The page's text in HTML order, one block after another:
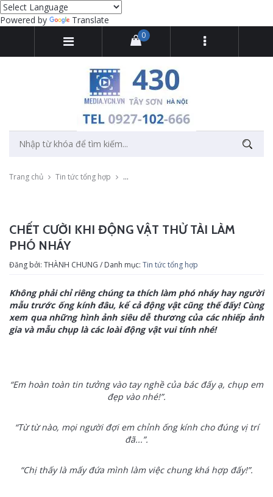
Powered by Translate
0
Trang chủ Tin tức tổng hợp Chết cười khi động vật thử tài làm phó nháy
CHẾT CƯỜI KHI ĐỘNG VẬT THỬ TÀI LÀM
PHÓ NHÁY
Đăng bởi: THÀNH CHUNG / Danh mục: Tin tức tổng hợp
Không phải chỉ riêng chúng ta thích làm phó nháy hay người
mẫu trước ống kínhđâu, kể cả động vật cũng thế đấy! Cùng
xem qua những hình ảnh siêu dễ thương của các nhiếp ảnh
gia và mẫu chụp là các loài động vật vui tính nhé!
“Em hoàn toàn tin tưởng vào tay nghề của bác đấy ạ, chụp em
đẹp vào nhé!”.
“Từ từ nào, mọi người đợi em chỉnh ống kính cho đúng vị trí
đã...”.
“Chị thấy là mấy đứa mình làm việc chung khá hợp đấy!”.